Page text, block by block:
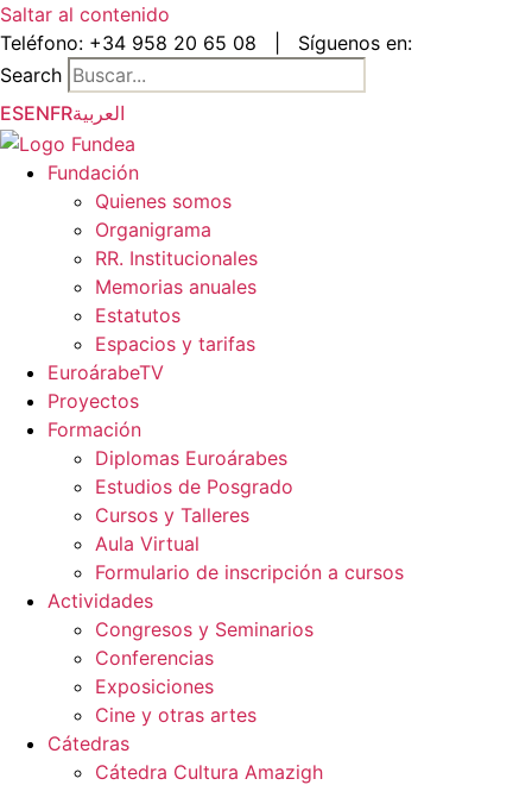
Saltar al contenido
Teléfono: +34 958 20 65 08
Síguenos en:
Search
ESENFRالعربية
Fundación
Quienes somos
Organigrama
RR. Institucionales
Memorias anuales
Estatutos
Espacios y tarifas
EuroárabeTV
Proyectos
Formación
Diplomas Euroárabes
Estudios de Posgrado
Cursos y Talleres
Aula Virtual
Formulario de inscripción a cursos
Actividades
Congresos y Seminarios
Conferencias
Exposiciones
Cine y otras artes
Cátedras
Cátedra Cultura Amazigh